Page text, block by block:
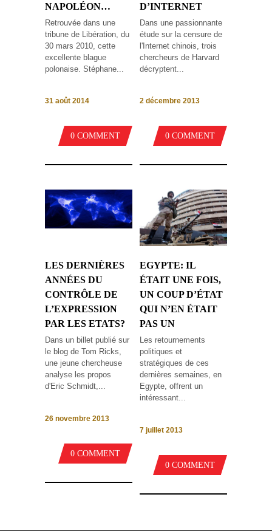
NAPOLÉON…
Retrouvée dans une
tribune de Libération, du
30 mars 2010, cette
excellente blague
polonaise. Stéphane...
31 août 2014
0 COMMENT
D’INTERNET
Dans une passionnante
étude sur la censure de
l'Internet chinois, trois
chercheurs de Harvard
décryptent...
2 décembre 2013
0 COMMENT
LES DERNIÈRES
ANNÉES DU
CONTRÔLE DE
L’EXPRESSION
PAR LES ETATS?
Dans un billet publié sur
le blog de Tom Ricks,
une jeune chercheuse
analyse les propos
d'Eric Schmidt,...
26 novembre 2013
0 COMMENT
EGYPTE: IL
ÉTAIT UNE FOIS,
UN COUP D’ÉTAT
QUI N’EN ÉTAIT
PAS UN
Les retournements
politiques et
stratégiques de ces
dernières semaines, en
Egypte, offrent un
intéressant...
7 juillet 2013
0 COMMENT